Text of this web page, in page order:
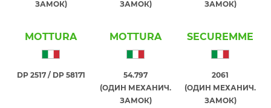
ЗАМОК)
ЗАМОК)
ЗАМОК)
MOTTURA
DP 2517 / DP 58171
MOTTURA
54.797
(ОДИН МЕХАНИЧ.
ЗАМОК)
SECUREMME
2061
(ОДИН МЕХАНИЧ.
ЗАМОК)